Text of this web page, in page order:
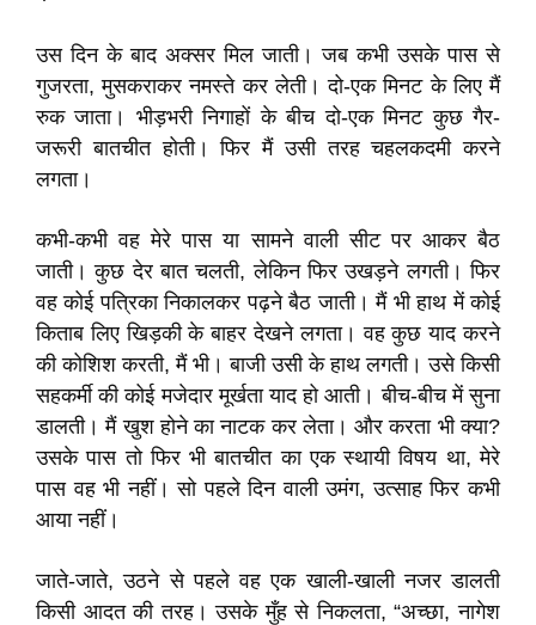
उस दिन के बाद अक्सर मिल जाती। जब कभी उसके पास से
गुजरता, मुसकराकर नमस्ते कर लेती। दो-एक मिनट के लिए मैं
रुक जाता। भीड़भरी निगाहों के बीच दो-एक मिनट कुछ गैर-
जरूरी बातचीत होती। फिर मैं उसी तरह चहलकदमी करने
लगता।
कभी-कभी वह मेरे पास या सामने वाली सीट पर आकर बैठ
जाती। कुछ देर बात चलती, लेकिन फिर उखड़ने लगती। फिर
वह कोई पत्रिका निकालकर पढ़ने बैठ जाती। मैं भी हाथ में कोई
किताब लिए खिड़की के बाहर देखने लगता। वह कुछ याद करने
की कोशिश करती, मैं भी। बाजी उसी के हाथ लगती। उसे किसी
सहकर्मी की कोई मजेदार मूर्खता याद हो आती। बीच-बीच में सुना
डालती। मैं खुश होने का नाटक कर लेता। और करता भी क्या?
उसके पास तो फिर भी बातचीत का एक स्थायी विषय था, मेरे
पास वह भी नहीं। सो पहले दिन वाली उमंग, उत्साह फिर कभी
आया नहीं।
जाते-जाते, उठने से पहले वह एक खाली-खाली नजर डालती
किसी आदत की तरह। उसके मुँह से निकलता, “अच्छा, नागेश